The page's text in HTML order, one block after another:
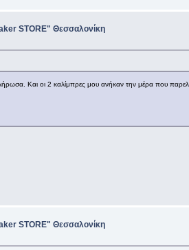
STORE" Θεσσαλονίκη
Και οι 2 καλίμπρες μου ανήκαν την μέρα που
STORE" Θεσσαλονίκη